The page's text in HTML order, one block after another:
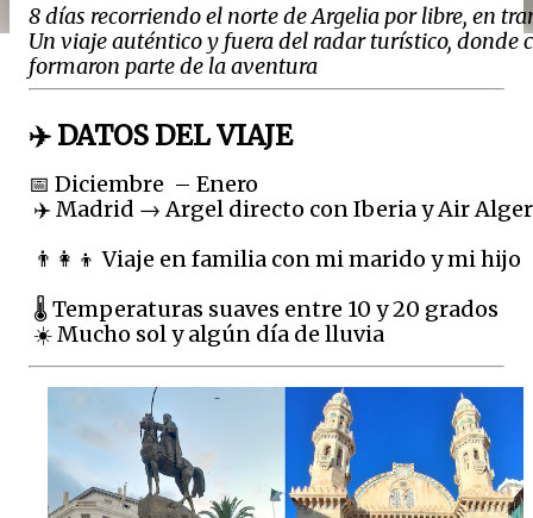
8 días recorriendo el norte de Argelia por libre, en
Un viaje auténtico y fuera del radar turístico, donde
formaron parte de la aventura
✈️ DATOS DEL VIAJE
📅 Diciembre  – Enero
✈️ Madrid → Argel directo con Iberia y Air
👨‍👩‍👦 Viaje en familia con mi marido y mi hijo
🌡️ Temperaturas suaves entre 10 y 20 grados
☀️ Mucho sol y algún día de lluvia